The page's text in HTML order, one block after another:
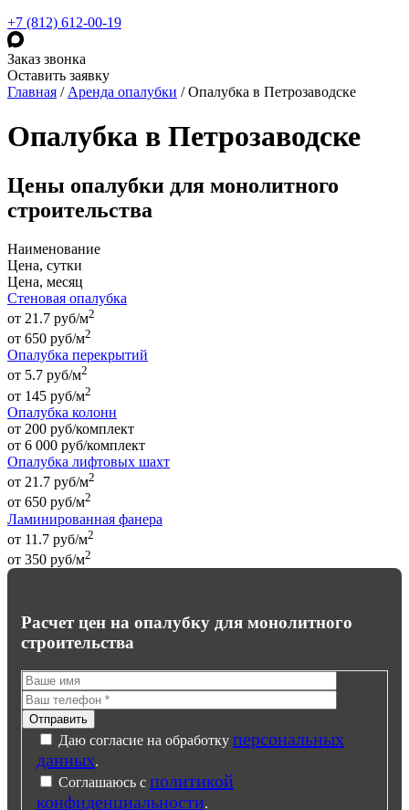
+7 (812) 612-00-19
Заказ звонка
Оставить заявку
Главная / Аренда опалубки /Опалубка в Петрозаводске
Опалубка в Петрозаводске
Цены опалубки для монолитного
строительства
Наименование
Цена, сутки
Цена, месяц
Стеновая опалубка
от 21.7 руб/м2
от 650 руб/м2
Опалубка перекрытий
от 5.7 руб/м2
от 145 руб/м2
Опалубка колонн
от 200 руб/комплект
от 6 000 руб/комплект
Опалубка лифтовых шахт
от 21.7 руб/м2
от 650 руб/м2
Ламинированная фанера
от 11.7 руб/м2
от 350 руб/м2
Расчет цен на опалубку для монолитного
строительства
Даю согласие на обработку персональных
данных.
Соглашаюсь с политикой
конфиденциальности.